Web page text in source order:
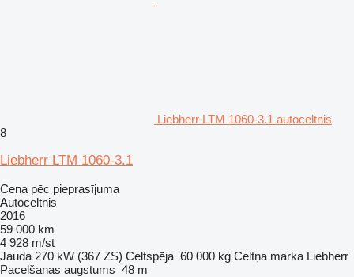
Liebherr LTM 1060-3.1 autoceltnis
8
Liebherr LTM 1060-3.1
Cena pēc pieprasījuma
Autoceltnis
2016
59 000 km
4 928 m/st
Jauda 270 kW (367 ZS) Celtspēja 60 000 kg Celtņa marka Liebherr
Pacelšanas augstums 48 m